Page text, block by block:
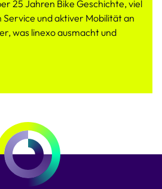
25 Jahren Bike Geschichte, viel
und aktiver Mobilität an
was linexo ausmacht und